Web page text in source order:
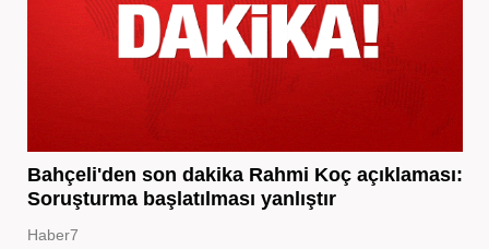
Bahçeli'den son dakika Rahmi Koç açıklaması:
Soruşturma başlatılması yanlıştır
Haber7